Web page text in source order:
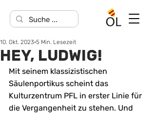
HEY, LUDWIG!
10. Okt. 2023 5 Min. Lesezeit
Mit seinem klassizistischen
Säulenportikus scheint das
Kulturzentrum PFL in erster Linie für
die Vergangenheit zu stehen. Und